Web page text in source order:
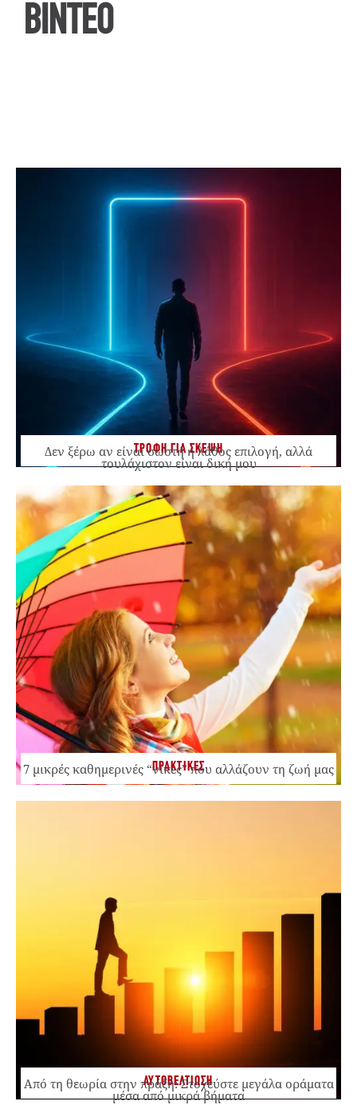
ΒΙΝΤΕΟ
ΤΡΟΦΗ ΓΙΑ ΣΚΕΨΗ
Δεν ξέρω αν είναι σωστή ή λάθος επιλογή, αλλά
τουλάχιστον είναι δική μου
ΠΡΑΚΤΙΚΕΣ
7 μικρές καθημερινές “νίκες” που αλλάζουν τη ζωή μας
ΑΥΤΟΒΕΛΤΙΩΣΗ
Από τη θεωρία στην πράξη: Στοχεύστε μεγάλα οράματα
μέσα από μικρά βήματα